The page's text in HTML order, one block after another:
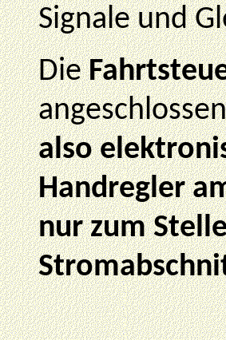
Signale und
Die
also
Handregler
nur zum